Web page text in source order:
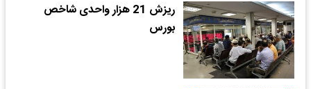
ریزش 21 هزار واحدی شاخص
بورس